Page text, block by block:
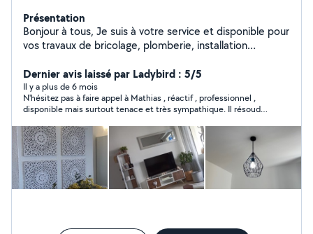
Présentation
Bonjour à tous, Je suis à votre service et disponible pour
vos travaux de bricolage, plomberie, installation
et transport de charges lourdes. Après trois maisons
d'expérience, je touche à tout et propose mes services
pour vous rendre service. Au plaisir de vous rencontrer.
Mathias
Dernier avis laissé par Ladybird : 5/5
Il y a plus de 6 mois
N'hésitez pas à faire appel à Mathias , réactif , professionnel ,
disponible mais surtout tenace et très sympathique. Il résoudra
beaucoup auront baissé les bras. Je recommande vivement